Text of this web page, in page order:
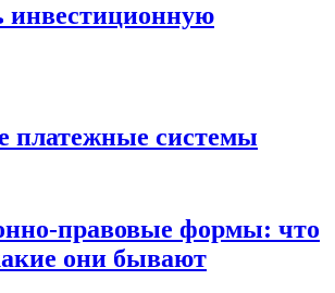
инвестиционную
платежные системы
правовые формы: что
они бывают